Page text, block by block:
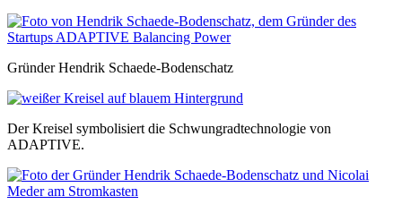
Gründer Hendrik Schaede-Bodenschatz
Der Kreisel symbolisiert die Schwungradtechnologie von
ADAPTIVE.